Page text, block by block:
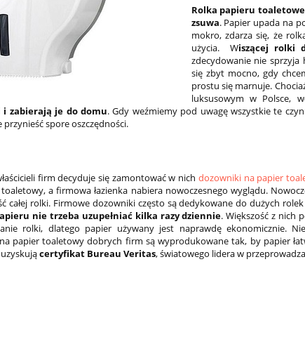
Rolka papieru
zsuwa. Papier upada na
mokro, zdarza się, że
użycia. Wiszącej rolki
zdecydowanie nie sprzyja
się zbyt mocno, gdy
prostu się marnuje.
luksusowym w Polsce,
i zabierają je do domu. Gdy weźmiemy pod uwagę wszystkie te
spore oszczędności.
firm decyduje się zamontować w nich dozowniki na papier
a firmowa łazienka nabiera nowoczesnego wyglądu.
całej rolki. Firmowe dozowniki często są dedykowane do dużych
nie trzeba uzupełniać kilka razy dziennie. Większość z nich
rolki, dlatego papier używany jest naprawdę ekonomicznie.
papier toaletowy dobrych firm są wyprodukowane tak, by papier
certyfikat Bureau Veritas, światowego lidera w